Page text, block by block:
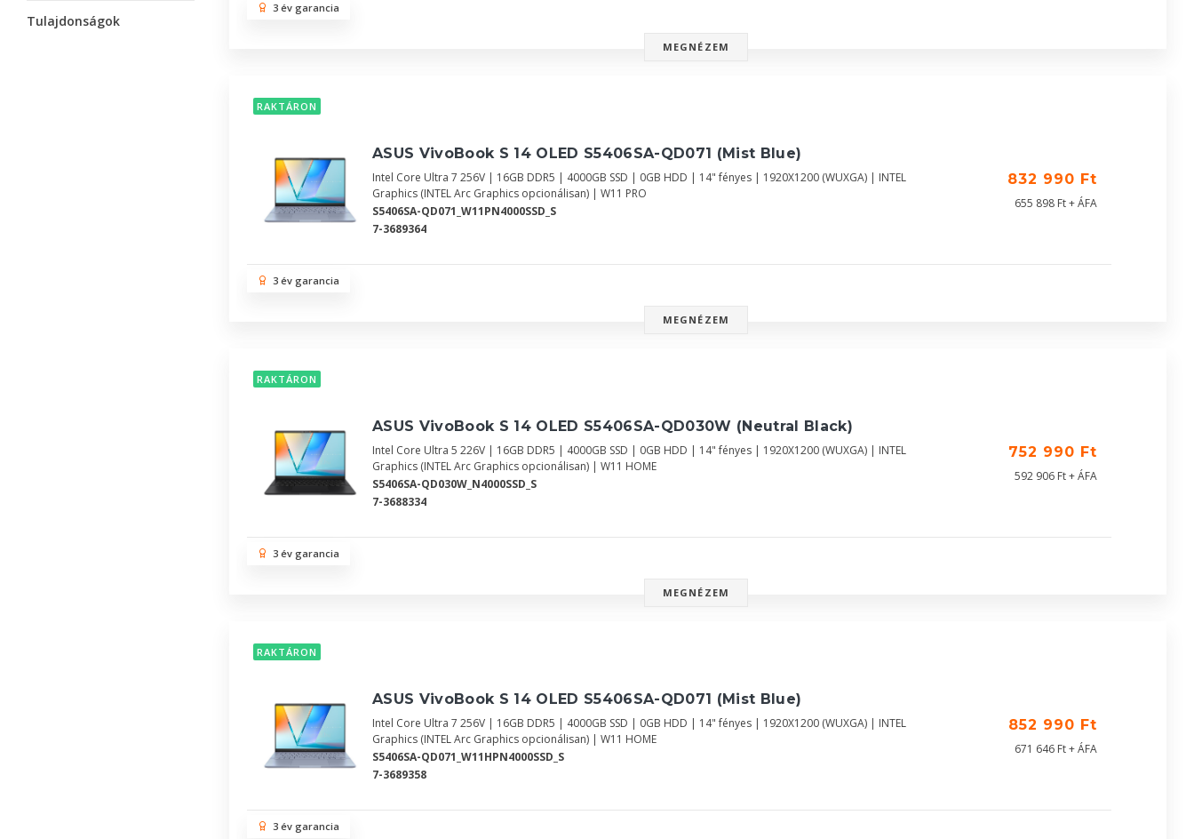
Tulajdonságok
3 év garancia
MEGNÉZEM
RAKTÁRON
ASUS VivoBook S 14 OLED S5406SA-QD071 (Mist Blue)
Intel Core Ultra 7 256V | 16GB DDR5 | 4000GB SSD | 0GB HDD | 14" fényes | 1920X1200 (WUXGA) | INTEL
Graphics (INTEL Arc Graphics opcionálisan) | W11 PRO
S5406SA-QD071_W11PN4000SSD_S
7-3689364
832 990 Ft
655 898 Ft + ÁFA
3 év garancia
MEGNÉZEM
RAKTÁRON
ASUS VivoBook S 14 OLED S5406SA-QD030W (Neutral Black)
Intel Core Ultra 5 226V | 16GB DDR5 | 4000GB SSD | 0GB HDD | 14" fényes | 1920X1200 (WUXGA) | INTEL
Graphics (INTEL Arc Graphics opcionálisan) | W11 HOME
S5406SA-QD030W_N4000SSD_S
7-3688334
752 990 Ft
592 906 Ft + ÁFA
3 év garancia
MEGNÉZEM
RAKTÁRON
ASUS VivoBook S 14 OLED S5406SA-QD071 (Mist Blue)
Intel Core Ultra 7 256V | 16GB DDR5 | 4000GB SSD | 0GB HDD | 14" fényes | 1920X1200 (WUXGA) | INTEL
Graphics (INTEL Arc Graphics opcionálisan) | W11 HOME
S5406SA-QD071_W11HPN4000SSD_S
7-3689358
852 990 Ft
671 646 Ft + ÁFA
3 év garancia